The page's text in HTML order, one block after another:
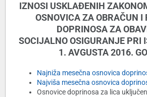
IZNOSI USKLAÐENIH
OSNOVICA ZA OBRAČUN I
DOPRINOSA ZA
SOCIJALNO OSIGURANJE PRI
1. AVGUSTA 2016.
Najniža mesečna osnovica
Najviša mesečna osnovica
Osnovice doprinosa za lica